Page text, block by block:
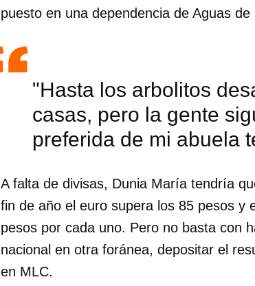
Para poder guardar como
cuenta de 14ymedio.
puesto en una dependencia de Aguas
"Hasta los arbolitos
casas, pero la gente
preferida de mi abuela
A falta de divisas, Dunia María tendría
fin de año el euro supera los 85 pesos y
pesos por cada uno. Pero no basta con
nacional en otra foránea, depositar el
en MLC.